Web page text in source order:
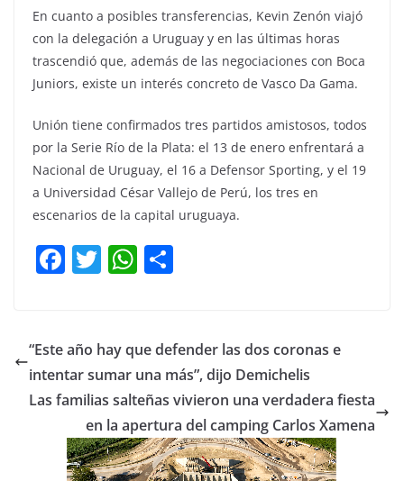
En cuanto a posibles transferencias, Kevin Zenón viajó
con la delegación a Uruguay y en las últimas horas
trascendió que, además de las negociaciones con Boca
Juniors, existe un interés concreto de Vasco Da Gama.
Unión tiene confirmados tres partidos amistosos, todos
por la Serie Río de la Plata: el 13 de enero enfrentará a
Nacional de Uruguay, el 16 a Defensor Sporting, y el 19
a Universidad César Vallejo de Perú, los tres en
escenarios de la capital uruguaya.
F
a
e
b
o
o
k
T
w
er
W
h
s
A
p
p
p
ar
tir
“Este año hay que defender las dos coronas e
intentar sumar una más”, dijo Demichelis
Las familias salteñas vivieron una verdadera fiesta
en la apertura del camping Carlos Xamena